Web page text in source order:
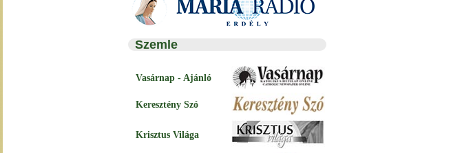
Szemle
Vasárnap - Ajánló
Keresztény Szó
Krisztus Világa